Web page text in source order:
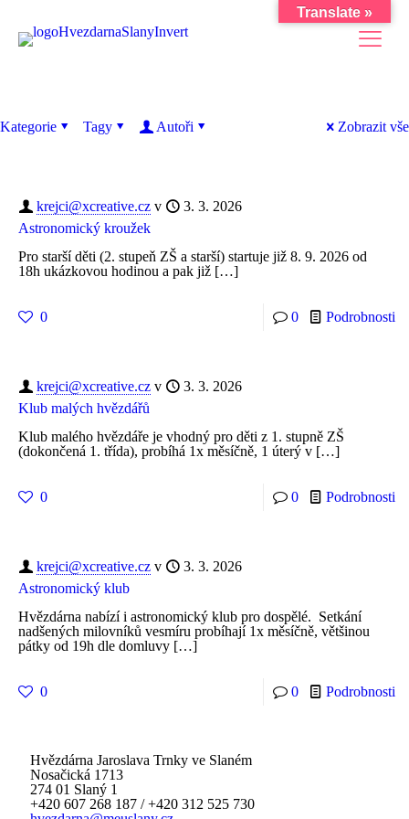
Kategorie Tagy Autoři Zobrazit vše
krejci@xcreative.cz v
3. 3. 2026
Astronomický kroužek
Pro starší děti (2. stupeň ZŠ a starší) startuje již 8. 9. 2026 od
18h ukázkovou hodinou a pak již […]
0 0 Podrobnosti
krejci@xcreative.cz v
3. 3. 2026
Klub malých hvězdářů
Klub malého hvězdáře je vhodný pro děti z 1. stupně ZŠ
(dokončená 1. třída), probíhá 1x měsíčně, 1 úterý v […]
0 0 Podrobnosti
krejci@xcreative.cz v
3. 3. 2026
Astronomický klub
Hvězdárna nabízí i astronomický klub pro dospělé. Setkání
nadšených milovníků vesmíru probíhají 1x měsíčně, většinou
pátky od 19h dle domluvy […]
0 0 Podrobnosti
Hvězdárna Jaroslava Trnky ve Slaném
Nosačická 1713
274 01 Slaný 1
+420 607 268 187 /+420 312 525 730
Translate »